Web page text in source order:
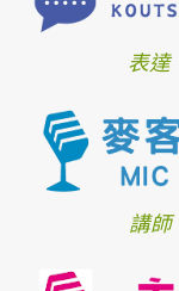
表達
講師